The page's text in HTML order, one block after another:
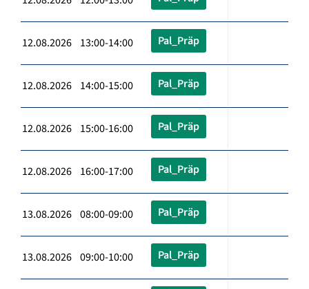
12.08.2026 13:00-14:00 Pal_Präp
12.08.2026 14:00-15:00 Pal_Präp
12.08.2026 15:00-16:00 Pal_Präp
12.08.2026 16:00-17:00 Pal_Präp
13.08.2026 08:00-09:00 Pal_Präp
13.08.2026 09:00-10:00 Pal_Präp